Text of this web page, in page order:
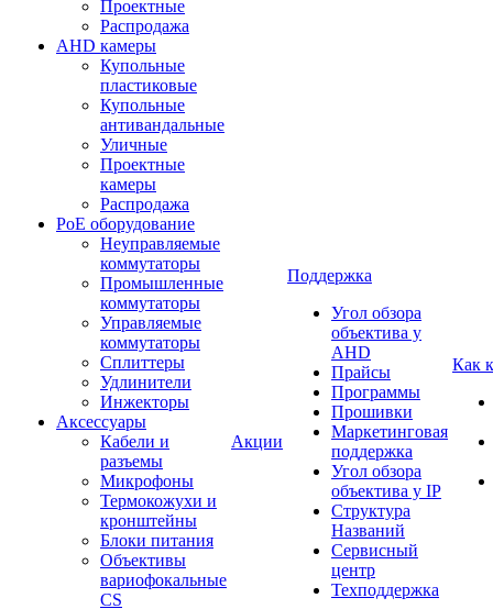
Проектные
Распродажа
AHD камеры
Купольные
пластиковые
Купольные
антивандальные
Уличные
Проектные
камеры
Распродажа
PoE оборудование
Неуправляемые
коммутаторы
Промышленные
коммутаторы
Управляемые
коммутаторы
Сплиттеры
Удлинители
Инжекторы
Аксессуары
Кабели и
разъемы
Микрофоны
Термокожухи и
кронштейны
Блоки питания
Объективы
вариофокальные
CS
Акции
Поддержка
Угол обзора
объектива у
AHD
Прайсы
Программы
Прошивки
Маркетинговая
поддержка
Угол обзора
объектива у IP
Структура
Названий
Сервисный
центр
Техподдержка
Как